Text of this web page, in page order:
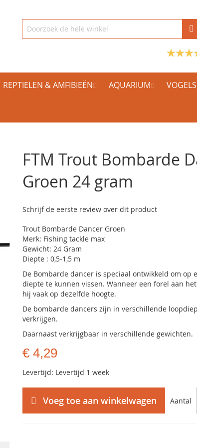
REPTIELEN & AMFIBIEËN AQUARIUM VOGELS
FTM Trout Bombarde
Groen 24 gram
Schrijf de eerste review over dit product
Trout Bombarde Dancer Groen
Merk: Fishing tackle max
Gewicht: 24 Gram
Diepte : 0,5-1,5 m
De Bombarde dancer is speciaal ontwikkeld om op
diepte te kunnen vissen. Wanneer een forel aan
hij vaak op dezelfde hoogte.
De bombarde dancers zijn in verschillende
verkrijgen.
Daarnaast verkrijgbaar in verschillende gewichten.
€ 4,29
Levertijd: Levertijd 1 week
Aantal
Voeg toe aan winkelwagen